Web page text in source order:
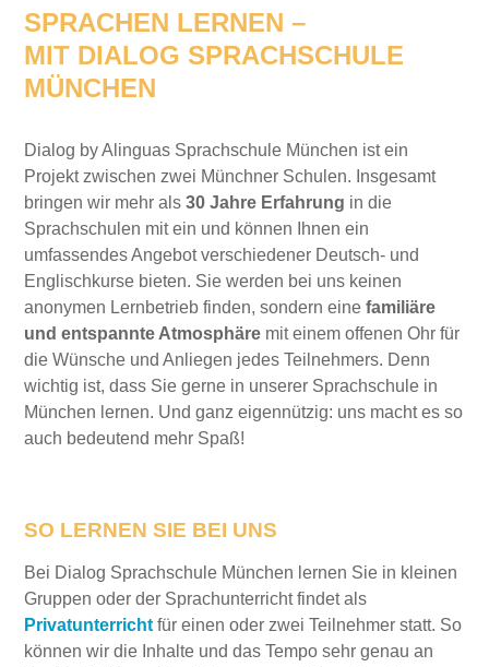
SPRACHEN LERNEN –
MIT DIALOG SPRACHSCHULE
MÜNCHEN
Dialog by Alinguas Sprachschule München ist ein
Projekt zwischen zwei Münchner Schulen. Insgesamt
bringen wir mehr als30 Jahre Erfahrung in die
Sprachschulen mit ein und können Ihnen ein
umfassendes Angebot verschiedener Deutsch- und
Englischkurse bieten. Sie werden bei uns keinen
anonymen Lernbetrieb finden, sondern einefamiliäre
und entspannte Atmosphäre mit einem offenen Ohr für
die Wünsche und Anliegen jedes Teilnehmers. Denn
wichtig ist, dass Sie gerne in unserer Sprachschule in
München lernen. Und ganz eigennützig: uns macht es so
auch bedeutend mehr Spaß!
SO LERNEN SIE BEI UNS
Bei Dialog Sprachschule München lernen Sie in kleinen
Gruppen oder der Sprachunterricht findet als
Privatunterricht für einen oder zwei Teilnehmer statt. So
können wir die Inhalte und das Tempo sehr genau an